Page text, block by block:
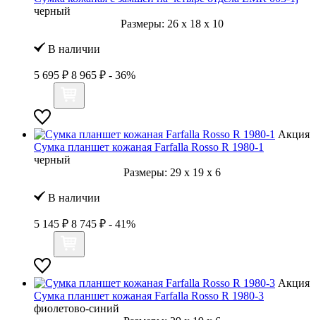
черный
Размеры: 26 x 18 x 10
В наличии
5 695 ₽ 8 965 ₽ - 36%
Акция
Сумка планшет кожаная Farfalla Rosso R 1980-1
черный
Размеры: 29 x 19 x 6
В наличии
5 145 ₽ 8 745 ₽ - 41%
Акция
Сумка планшет кожаная Farfalla Rosso R 1980-3
фиолетово-синий